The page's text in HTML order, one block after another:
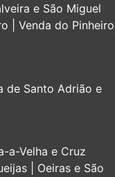
e São Miguel
| Venda do Pinheiro
de Santo Adrião e
a-Velha e Cruz
| Oeiras e São